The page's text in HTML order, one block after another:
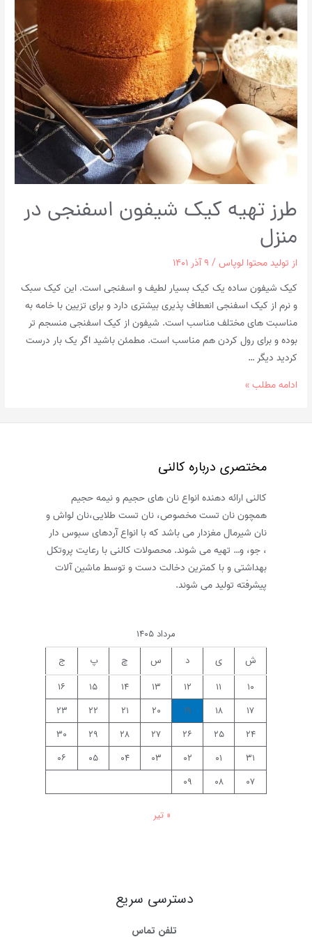
طرز تهیه کیک شیفون اسفنجی در
منزل
از تولید محتوا لوپاس/ ۹ آذر ۱۴۰۱
کیک شیفون ساده یک کیک بسیار لطیف و اسفنجی است. این کیک سبک
و نرم از کیک اسفنجی انعطاف پذیری بیشتری دارد و برای تزیین با خامه به
مناسبت های مختلف مناسب است. شیفون از کیک اسفنجی منسجم تر
بوده و برای رول کردن هم مناسب است. مطمئن باشید اگر یک بار درست
کردید دیگر …
طرز
ادامه مطلب »
مختصری درباره کالنی
کالنی ارائه دهنده انواع نان های حجیم و نیمه حجیم
همچون نان تست مخصوص، نان تست طلایی،نان لواش و
نان شیرمال مغزدار می باشد که با انواع آردهای سبوس دار
، جو، و… تهیه می شوند. محصولات کالنی با رعایت پروتکل
بهداشتی و با کمترین دخالت دست و توسط ماشین آلات
پیشرفته تولید می شوند.
مرداد ۱۴۰۵
ش
ی د س چ پ
ج
۱۰
۱۱ ۱۲ ۱۳ ۱۴ ۱۵
۱۶
۱۷
۱۸ ۱۹ ۲۰ ۲۱ ۲۲
۲۳
۲۴
۲۵ ۲۶ ۲۷ ۲۸ ۲۹
۳۰
۳۱
۰۱ ۰۲ ۰۳ ۰۴ ۰۵
۰۶
۰۷
۰۸ ۰۹
« تیر
دسترسی سریع
تلفن تماس